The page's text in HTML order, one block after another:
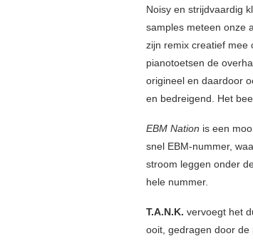
Noisy en strijdvaardig
samples meteen onze
zijn remix creatief mee
pianotoetsen de
origineel en daardoor
en bedreigend. Het
EBM Nation is een
snel EBM-nummer,
stroom leggen onder
hele nummer.
T.A.N.K. vervoegt het
ooit, gedragen door